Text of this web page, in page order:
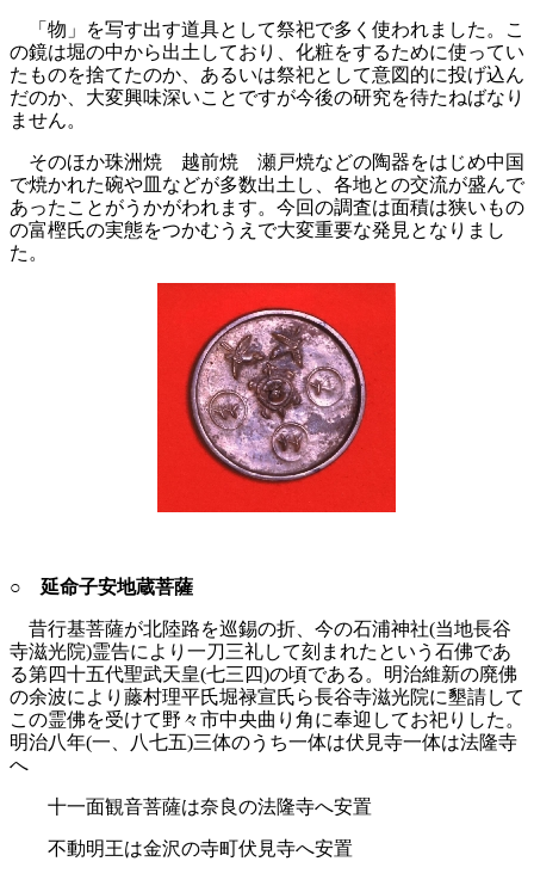
「物」を写す出す道具として祭祀で多く使われました。こ
の鏡は堀の中から出土しており、化粧をするために使ってい
たものを捨てたのか、あるいは祭祀として意図的に投げ込ん
だのか、大変興味深いことですが今後の研究を待たねばなり
ません。
そのほか珠洲焼 越前焼 瀬戸焼などの陶器をはじめ中国
で焼かれた碗や皿などが多数出土し、各地との交流が盛んで
あったことがうかがわれます。今回の調査は面積は狭いもの
の富樫氏の実態をつかむうえで大変重要な発見となりまし
た。
○ 延命子安地蔵菩薩
昔行基菩薩が北陸路を巡錫の折、今の石浦神社(当地長谷
寺滋光院)霊告により一刀三礼して刻まれたという石佛であ
る第四十五代聖武天皇(七三四)の頃である。明治維新の廃佛
の余波により藤村理平氏堀禄宣氏ら長谷寺滋光院に墾請して
この霊佛を受けて野々市中央曲り角に奉迎してお祀りした。
明治八年(一、八七五)三体のうち一体は伏見寺一体は法隆寺
へ
十一面観音菩薩は奈良の法隆寺へ安置
不動明王は金沢の寺町伏見寺へ安置